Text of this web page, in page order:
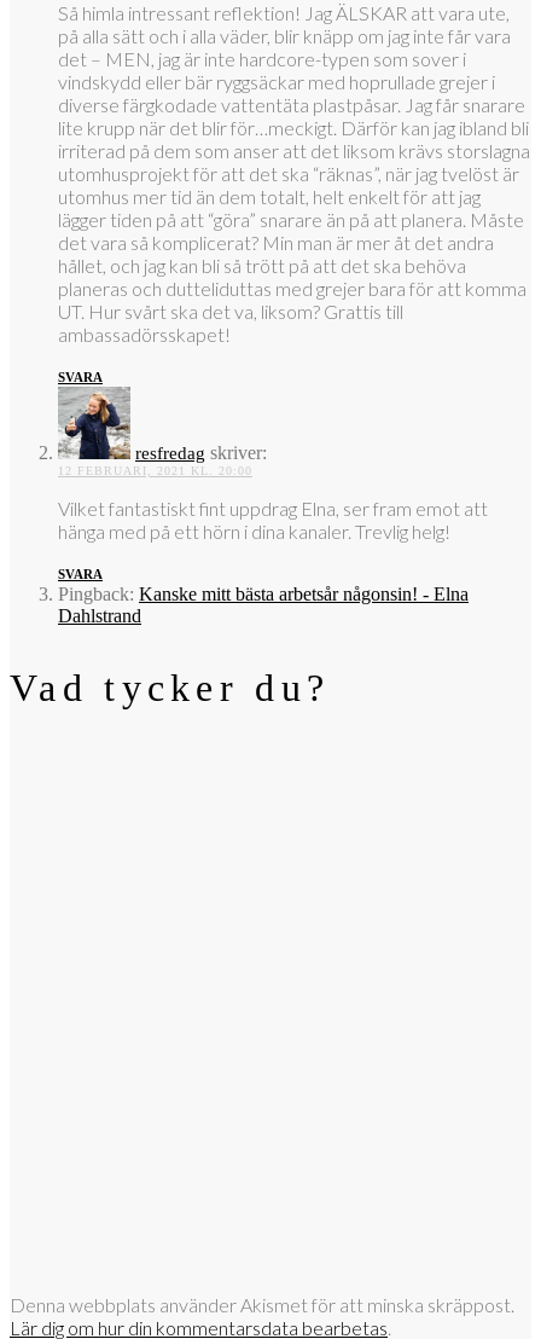
Så himla intressant reflektion! Jag ÄLSKAR att vara ute,
på alla sätt och i alla väder, blir knäpp om jag inte får vara
det – MEN, jag är inte hardcore-typen som sover i
vindskydd eller bär ryggsäckar med hoprullade grejer i
diverse färgkodade vattentäta plastpåsar. Jag får snarare
lite krupp när det blir för…meckigt. Därför kan jag ibland bli
irriterad på dem som anser att det liksom krävs storslagna
utomhusprojekt för att det ska “räknas”, när jag tvelöst är
utomhus mer tid än dem totalt, helt enkelt för att jag
lägger tiden på att “göra” snarare än på att planera. Måste
det vara så komplicerat? Min man är mer åt det andra
hållet, och jag kan bli så trött på att det ska behöva
planeras och dutteliduttas med grejer bara för att komma
UT. Hur svårt ska det va, liksom? Grattis till
ambassadörsskapet!
SVARA
resfredag skriver:
12 FEBRUARI, 2021 KL. 20:00
Vilket fantastiskt fint uppdrag Elna, ser fram emot att
hänga med på ett hörn i dina kanaler. Trevlig helg!
SVARA
Pingback: Kanske mitt bästa arbetsår någonsin! - Elna
Dahlstrand
Vad tycker du?
Denna webbplats använder Akismet för att minska skräppost.
Lär dig om hur din kommentarsdata bearbetas.